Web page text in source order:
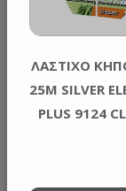
ΛΑΣΤΙΧΟ
25Μ SILVER
PLUS 9124